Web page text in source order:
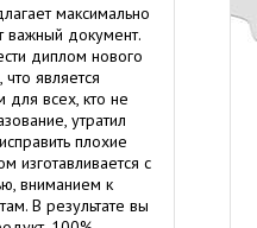
максимально
важный документ.
диплом нового
является
всех, кто не
утратил
плохие
изготавливается с
вниманием к
В результате вы